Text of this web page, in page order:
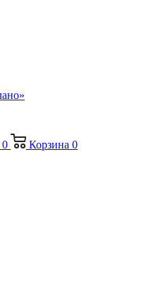
0 Корзина 0